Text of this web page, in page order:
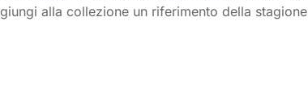
alla collezione un riferimento della stagione